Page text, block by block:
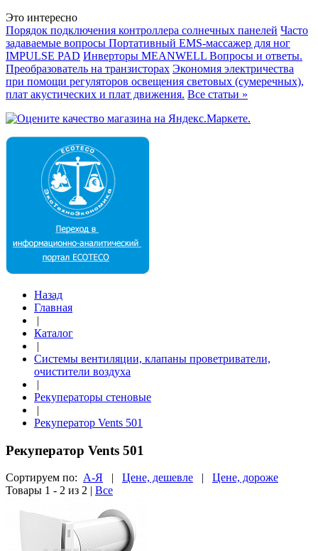
Это интересно
Порядок подключения контроллера солнечных панелей Часто
задаваемые вопросы Портативный ЕМS-массажер для ног
IMPULSE PAD Инверторы MEANWELL Вопросы и ответы.
Преобразователь на транзисторах Экономия электричества
при помощи регуляторов освещения световых (сумеречных),
плат акустических и плат движения. Все статьи »
Назад
Главная
|
Каталог
|
Системы вентиляции, клапаны проветриватели,
очистители воздуха
|
Рекуператоры стеновые
|
Рекуператор Vents 501
Рекуператор Vents 501
Сортируем по: А-Я | Цене, дешевле | Цене, дороже
Товары 1 - 2 из 2 | Все